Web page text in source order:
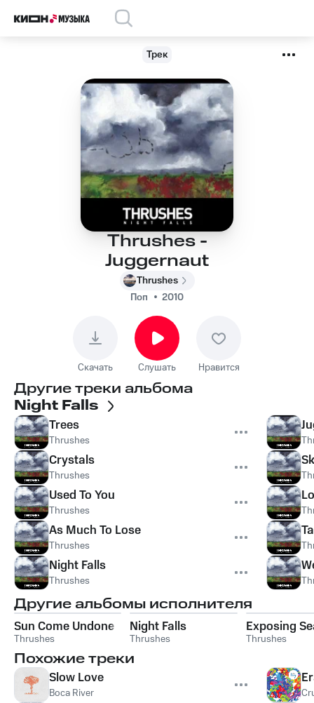
Трек
Thrushes -
Juggernaut
Thrushes
Поп
2010
Скачать Слушать Нравится
Другие треки альбома
Night Falls
Trees
Thrushes
Crystals
Thrushes
Used To You
Thrushes
As Much To Lose
Thrushes
Night Falls
Thrushes
Другие альбомы исполнителя
Sun Come Undone
Thrushes
Night Falls
Thrushes
Exposing
Thrushes
Похожие треки
Slow Love
Boca River